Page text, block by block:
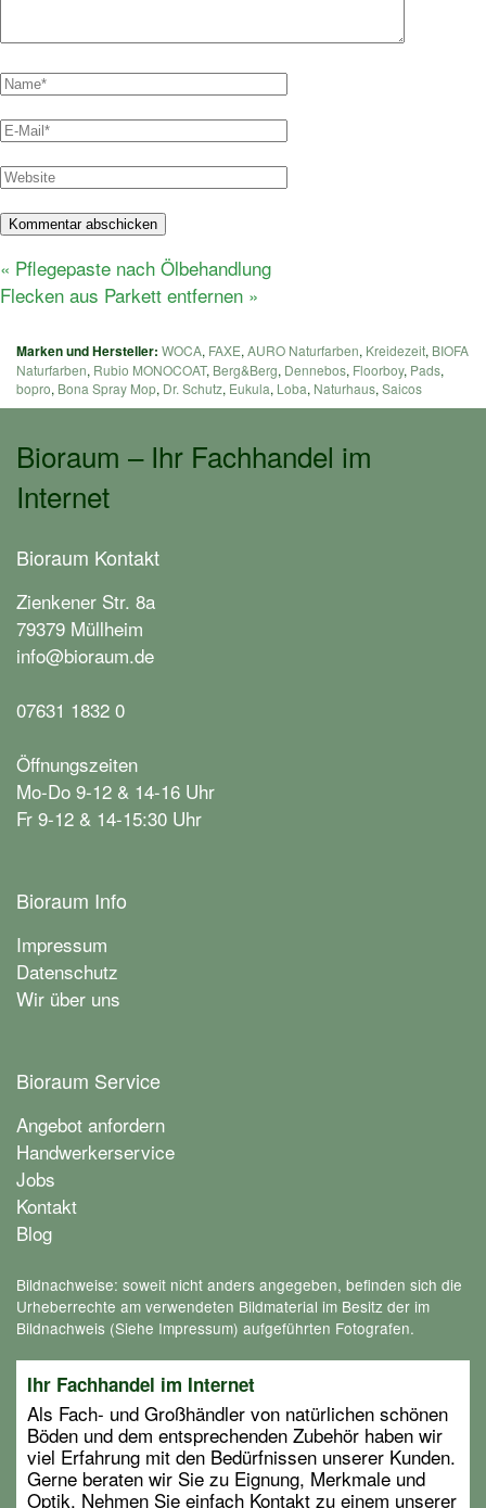
Beitragsnavigation
« Vorheriger
Beitrag:
Pflegepaste nach Ölbehandlung
Nächster
Flecken aus Parkett entfernen »
Marken und Hersteller: WOCA, FAXE, AURO Naturfarben, Kreidezeit, BIOFA
Naturfarben, Rubio MONOCOAT, Berg&Berg, Dennebos, Floorboy, Pads,
bopro, Bona Spray Mop, Dr. Schutz, Eukula, Loba, Naturhaus, Saicos
Bioraum – Ihr Fachhandel im
Internet
Bioraum Kontakt
Zienkener Str. 8a
79379 Müllheim
info@bioraum.de
07631 1832 0
Öffnungszeiten
Mo-Do 9-12 & 14-16 Uhr
Fr 9-12 & 14-15:30 Uhr
Bioraum Info
Impressum
Datenschutz
Wir über uns
Bioraum Service
Angebot anfordern
Handwerkerservice
Jobs
Kontakt
Blog
Bildnachweise: soweit nicht anders angegeben, befinden sich die
Urheberrechte am verwendeten Bildmaterial im Besitz der im
Bildnachweis (Siehe Impressum) aufgeführten Fotografen.
Ihr Fachhandel im Internet
Als Fach- und Großhändler von natürlichen schönen
Böden und dem entsprechenden Zubehör haben wir
viel Erfahrung mit den Bedürfnissen unserer Kunden.
Gerne beraten wir Sie zu Eignung, Merkmale und
Optik. Nehmen Sie einfach Kontakt zu einem unserer